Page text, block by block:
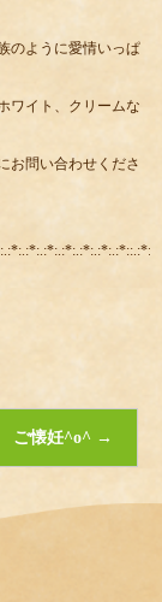
のように愛情いっぱ
ワイト、クリームな
お問い合わせくださ
ご懐妊^o^ →